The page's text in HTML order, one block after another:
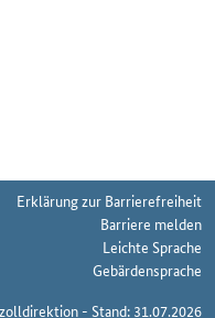
Erklärung zur Barrierefreiheit
Barriere melden
Leichte Sprache
Gebärdensprache
- Stand: 31.07.2026